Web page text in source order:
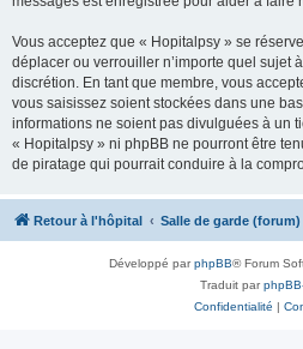
Vous acceptez que « Hopitalpsy » se
déplacer ou verrouiller n’importe quel sujet
discrétion. En tant que membre, vous
vous saisissez soient stockées dans une
informations ne soient pas divulguées à un
« Hopitalpsy » ni phpBB ne pourront être
de piratage qui pourrait conduire à la
Retour à l'hôpital Salle de garde (forum)
Développé parphpBB® Forum
Traduit par
Confidentialité |